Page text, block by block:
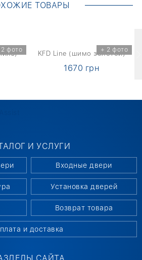
ТОВАРЫ
2 фото + 2 фото
KFD Line (шимо золотой)
1670 грн
И УСЛУГИ
Входные двери
Установка дверей
Возврат товара
и доставка